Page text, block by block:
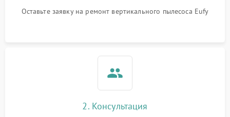
Оставьте заявку на ремонт вертикального пылесоса Eufy
2. Консультация